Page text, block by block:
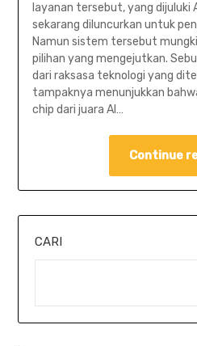
layanan tersebut, yang dijuluki
sekarang diluncurkan untuk
Namun sistem tersebut
pilihan yang mengejutkan.
dari raksasa teknologi yang
tampaknya menunjukkan
chip dari juara AI…
Continue
CARI